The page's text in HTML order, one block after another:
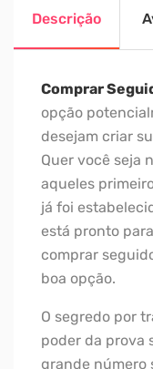
Descrição
Comprar
opção
desejam criar
Quer você seja
aqueles
já foi
está pronto
comprar
boa opção.
O segredo por
poder da prova
grande número